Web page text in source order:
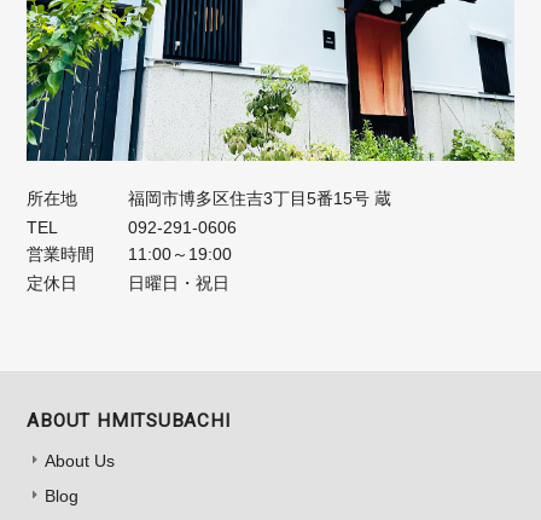
所在地
福岡市博多区住吉3丁目5番15号 蔵
TEL
092-291-0606
営業時間
11:00～19:00
定休日
日曜日・祝日
ABOUT HMITSUBACHI
About Us
Blog